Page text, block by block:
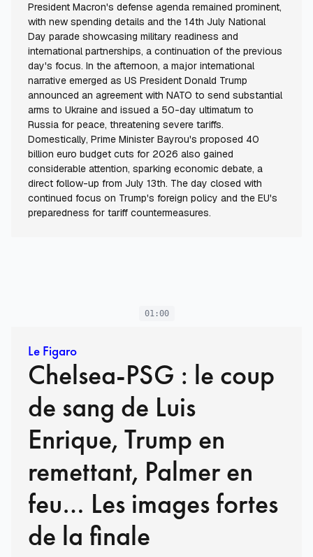
President Macron's defense agenda remained prominent,
with new spending details and the 14th July National
Day parade showcasing military readiness and
international partnerships, a continuation of the previous
day's focus. In the afternoon, a major international
narrative emerged as US President Donald Trump
announced an agreement with NATO to send substantial
arms to Ukraine and issued a 50-day ultimatum to
Russia for peace, threatening severe tariffs.
Domestically, Prime Minister Bayrou's proposed 40
billion euro budget cuts for 2026 also gained
considerable attention, sparking economic debate, a
direct follow-up from July 13th. The day closed with
continued focus on Trump's foreign policy and the EU's
preparedness for tariff countermeasures.
01:00
Le Figaro
Chelsea-PSG : le coup
de sang de Luis
Enrique, Trump en
remettant, Palmer en
feu… Les images fortes
de la finale